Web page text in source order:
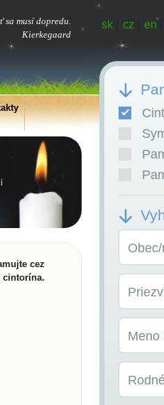
sa musí dopredu.
Kierkegaard
sk| cz en
Meno
cez
cintorína.